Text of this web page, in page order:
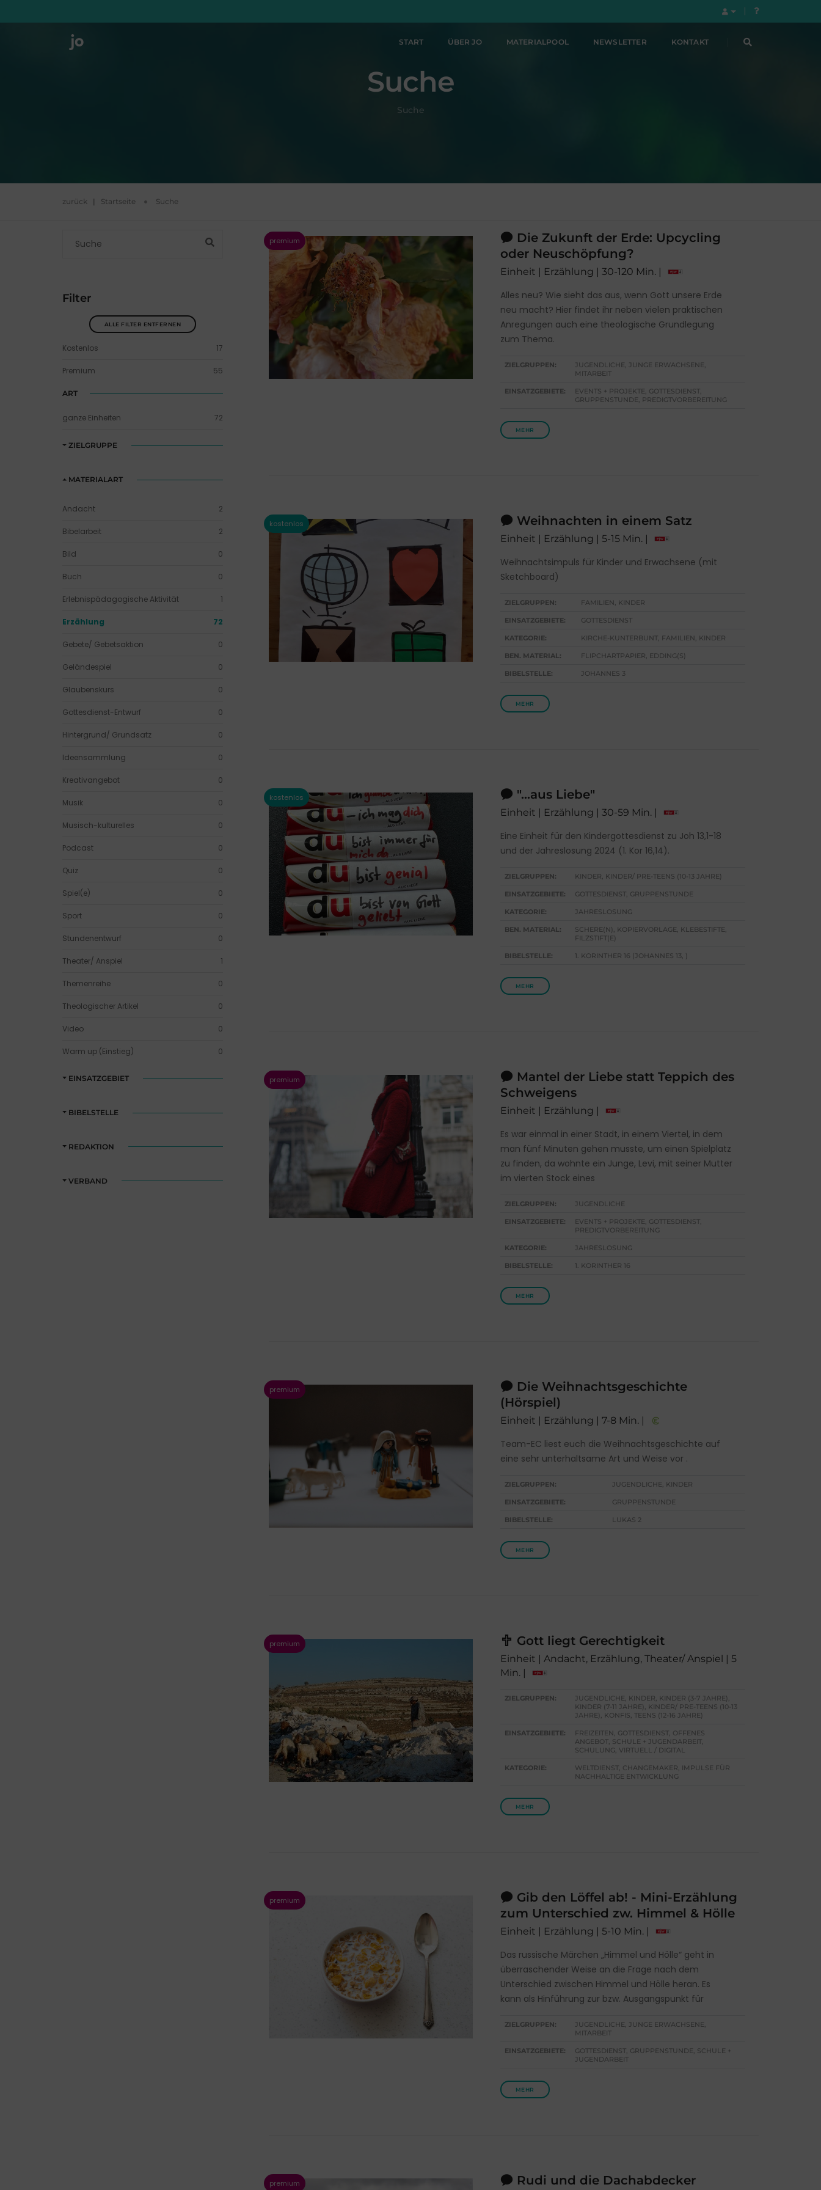
START ÜBER JO MATERIALPOOL NEWSLETTER KONTAKT
Suche
Suche
zurück | Startseite Suche
Filter
ALLE FILTER ENTFERNEN
Kostenlos 17
Premium 55
ART
ganze Einheiten 72
ZIELGRUPPE
MATERIALART
Andacht 2
Bibelarbeit 2
Bild 0
Buch 0
Erlebnispädagogische Aktivität 1
Erzählung 72
Gebete/ Gebetsaktion 0
Geländespiel 0
Glaubenskurs 0
Gottesdienst-Entwurf 0
Hintergrund/ Grundsatz 0
Ideensammlung 0
Kreativangebot 0
Musik 0
Musisch-kulturelles 0
Podcast 0
Quiz 0
Spiel(e) 0
Sport 0
Stundenentwurf 0
Theater/ Anspiel 1
Themenreihe 0
Theologischer Artikel 0
Video 0
Warm up (Einstieg) 0
EINSATZGEBIET
BIBELSTELLE
REDAKTION
VERBAND
Die Zukunft der Erde: Upcycling
oder Neuschöpfung?
Einheit | Erzählung | 30-120 Min. |
Alles neu? Wie sieht das aus, wenn Gott unsere Erde
neu macht? Hier findet ihr neben vielen praktischen
Anregungen auch eine theologische Grundlegung
zum Thema.
ZIELGRUPPEN:
JUGENDLICHE, JUNGE ERWACHSENE,
MITARBEIT
EINSATZGEBIETE:
EVENTS + PROJEKTE, GOTTESDIENST,
GRUPPENSTUNDE, PREDIGTVORBEREITUNG
MEHR
Weihnachten in einem Satz
Einheit | Erzählung | 5-15 Min. |
Weihnachtsimpuls für Kinder und Erwachsene (mit
Sketchboard)
ZIELGRUPPEN: FAMILIEN, KINDER
EINSATZGEBIETE: GOTTESDIENST
KATEGORIE: KIRCHE-KUNTERBUNT, FAMILIEN, KINDER
BEN. MATERIAL: FLIPCHARTPAPIER, EDDING(S)
BIBELSTELLE: JOHANNES 3
MEHR
"...aus Liebe"
Einheit | Erzählung | 30-59 Min. |
Eine Einheit für den Kindergottesdienst zu Joh 13,1-18
und der Jahreslosung 2024 (1. Kor 16,14).
ZIELGRUPPEN: KINDER, KINDER/ PRE-TEENS (10-13 JAHRE)
EINSATZGEBIETE: GOTTESDIENST, GRUPPENSTUNDE
KATEGORIE: JAHRESLOSUNG
BEN. MATERIAL:
SCHERE(N), KOPIERVORLAGE, KLEBESTIFTE,
FILZSTIFT(E)
BIBELSTELLE: 1. KORINTHER 16 (JOHANNES 13, )
MEHR
Mantel der Liebe statt Teppich des
Schweigens
Einheit | Erzählung |
Es war einmal in einer Stadt, in einem Viertel, in dem
man fünf Minuten gehen musste, um einen Spielplatz
zu finden, da wohnte ein Junge, Levi, mit seiner Mutter
im vierten Stock eines
ZIELGRUPPEN: JUGENDLICHE
EINSATZGEBIETE:
EVENTS + PROJEKTE, GOTTESDIENST,
PREDIGTVORBEREITUNG
KATEGORIE: JAHRESLOSUNG
BIBELSTELLE: 1. KORINTHER 16
MEHR
Die Weihnachtsgeschichte
(Hörspiel)
Einheit | Erzählung | 7-8 Min. |
Team-EC liest euch die Weihnachtsgeschichte auf
eine sehr unterhaltsame Art und Weise vor .
ZIELGRUPPEN: JUGENDLICHE, KINDER
EINSATZGEBIETE: GRUPPENSTUNDE
BIBELSTELLE: LUKAS 2
MEHR
Gott liegt Gerechtigkeit
Einheit | Andacht, Erzählung, Theater/ Anspiel | 5
Min. |
ZIELGRUPPEN:
JUGENDLICHE, KINDER, KINDER (3-7 JAHRE),
KINDER (7-11 JAHRE), KINDER/ PRE-TEENS (10-13
JAHRE), KONFIS, TEENS (12-16 JAHRE)
EINSATZGEBIETE:
FREIZEITEN, GOTTESDIENST, OFFENES
ANGEBOT, SCHULE + JUGENDARBEIT,
SCHULUNG, VIRTUELL / DIGITAL
KATEGORIE:
WELTDIENST, CHANGEMAKER, IMPULSE FÜR
NACHHALTIGE ENTWICKLUNG
MEHR
Gib den Löffel ab! - Mini-Erzählung
zum Unterschied zw. Himmel & Hölle
Einheit | Erzählung | 5-10 Min. |
Das russische Märchen „Himmel und Hölle“ geht in
überraschender Weise an die Frage nach dem
Unterschied zwischen Himmel und Hölle heran. Es
kann als Hinführung zur bzw. Ausgangspunkt für
ZIELGRUPPEN:
JUGENDLICHE, JUNGE ERWACHSENE,
MITARBEIT
EINSATZGEBIETE:
GOTTESDIENST, GRUPPENSTUNDE, SCHULE +
JUGENDARBEIT
MEHR
Rudi und die Dachabdecker